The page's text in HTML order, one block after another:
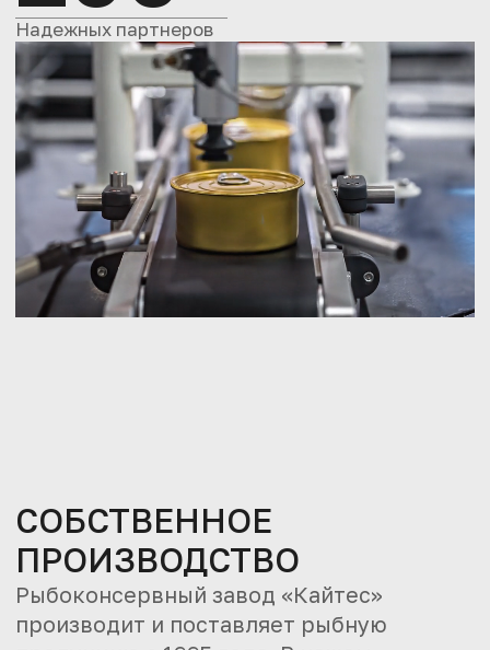
Надежных партнеров
СОБСТВЕННОЕ
ПРОИЗВОДСТВО
Рыбоконсервный завод «Кайтес»
производит и поставляет рыбную